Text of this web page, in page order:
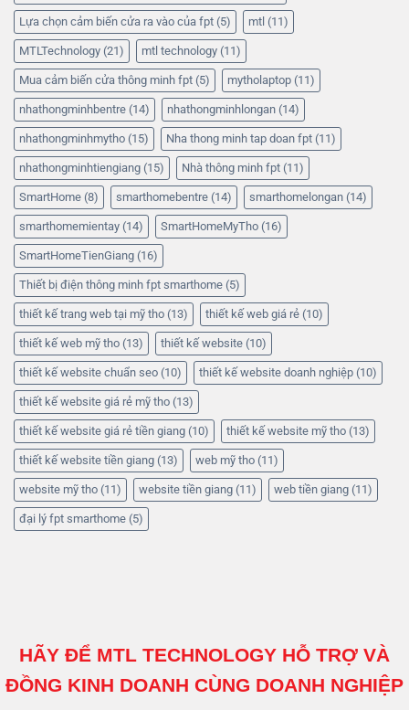
Lựa chọn cảm biến cửa ra vào của fpt (5) mtl (11)
MTLTechnology (21) mtl technology (11)
Mua cảm biến cửa thông minh fpt (5) mytholaptop (11)
nhathongminhbentre (14) nhathongminhlongan (14)
nhathongminhmytho (15) Nha thong minh tap doan fpt (11)
nhathongminhtiengiang (15) Nhà thông minh fpt (11)
SmartHome (8) smarthomebentre (14) smarthomelongan (14)
smarthomemientay (14) SmartHomeMyTho (16)
SmartHomeTienGiang (16)
Thiết bị điện thông minh fpt smarthome (5)
thiết kế trang web tại mỹ tho (13) thiết kế web giá rẻ (10)
thiết kế web mỹ tho (13) thiết kế website (10)
thiết kế website chuẩn seo (10) thiết kế website doanh nghiệp (10)
thiết kế website giá rẻ mỹ tho (13)
thiết kế website giá rẻ tiền giang (10) thiết kế website mỹ tho (13)
thiết kế website tiền giang (13) web mỹ tho (11)
website mỹ tho (11) website tiền giang (11) web tiền giang (11)
đại lý fpt smarthome (5)
HÃY ĐỂ MTL TECHNOLOGY HỖ TRỢ VÀ
ĐỒNG KINH DOANH CÙNG DOANH NGHIỆP